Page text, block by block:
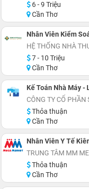
6 - 9 Triệu
Cần Thơ
Nhân Viên Kiểm
HỆ THỐNG NHÀ
7 - 10 Triệu
Cần Thơ
Kế Toán Nhà Máy -
CÔNG TY CỔ
Thỏa thuận
Cần Thơ
Nhân Viên Y Tế
TRUNG TÂM MM
Thỏa thuận
Cần Thơ